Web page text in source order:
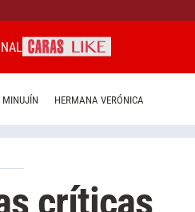
HERMANA VERÓNICA